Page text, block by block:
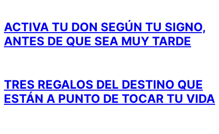
ACTIVA TU DON SEGÚN TU SIGNO,
ANTES DE QUE SEA MUY TARDE
TRES REGALOS DEL DESTINO QUE
ESTÁN A PUNTO DE TOCAR TU VIDA